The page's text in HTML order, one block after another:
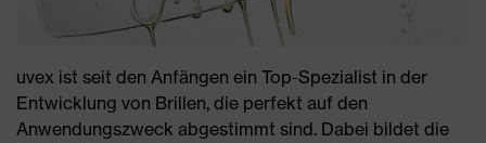
uvex ist seit den Anfängen ein Top-Spezialist in der
Entwicklung von Brillen, die perfekt auf den
Anwendungszweck abgestimmt sind. Dabei bildet die